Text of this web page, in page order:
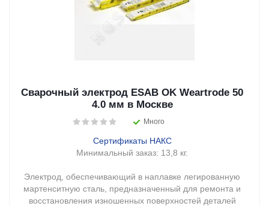
Сварочный электрод ESAB OK Weartrode 50
4.0 мм в Москве
Много
Сертификаты НАКС
Минимальный заказ: 13,8 кг.
Электрод, обеспечивающий в наплавке легированную
мартенситную сталь, предназначенный для ремонта и
восстановления изношенных поверхностей деталей